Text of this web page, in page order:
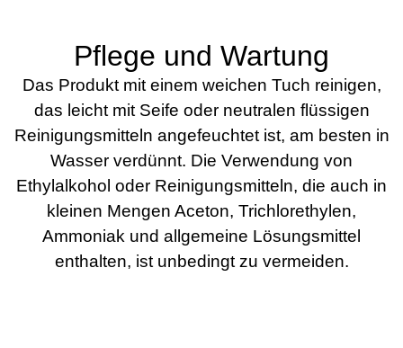
Pflege und Wartung
Das Produkt mit einem weichen Tuch reinigen,
das leicht mit Seife oder neutralen flüssigen
Reinigungsmitteln angefeuchtet ist, am besten in
Wasser verdünnt. Die Verwendung von
Ethylalkohol oder Reinigungsmitteln, die auch in
kleinen Mengen Aceton, Trichlorethylen,
Ammoniak und allgemeine Lösungsmittel
enthalten, ist unbedingt zu vermeiden.